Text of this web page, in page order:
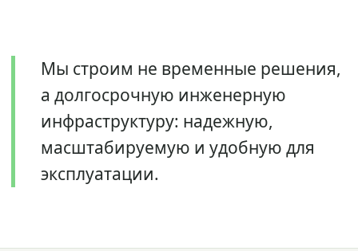
Мы строим не временные решения,
а долгосрочную инженерную
инфраструктуру: надежную,
масштабируемую и удобную для
эксплуатации.